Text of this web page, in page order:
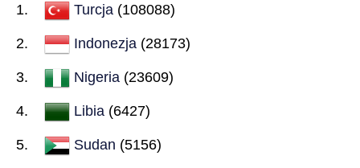
Turcja (108088)
Indonezja (28173)
Nigeria (23609)
Libia (6427)
Sudan (5156)